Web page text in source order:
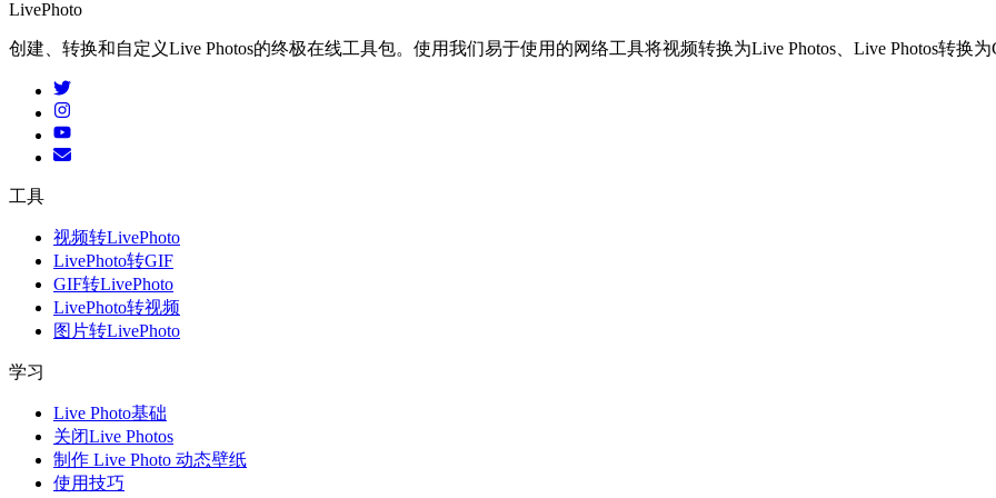
LivePhoto
创建、转换和自定义Live Photos的终极在线工具包。使用我们易于使用的网络工具将视频转换为Live Photos、Live Photos转换为
工具
视频转LivePhoto
LivePhoto转GIF
GIF转LivePhoto
LivePhoto转视频
图片转LivePhoto
学习
Live Photo基础
关闭Live Photos
制作 Live Photo 动态壁纸
使用技巧